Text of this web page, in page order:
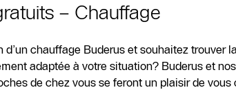
– Chauffage
d’un chauffage Buderus et souhaitez trouver
adaptée à votre situation? Buderus et
de chez vous se feront un plaisir de vous